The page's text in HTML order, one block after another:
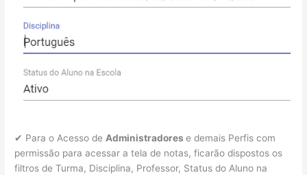
✔ Para o Acesso deAdministradorese demais Perfis com
permissão para acessar a tela de notas, ficarão dispostos os
filtros de Turma, Disciplina, Professor, Status do Aluno na